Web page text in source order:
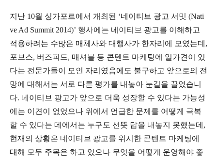
지난 10월 싱가포르에서 개최된 ‘네이티브 광고 서밋 (Nati
ve Ad Summit 2014)’ 행사에는 네이티브 광고를 이해하고
적용하려는 수많은 매체사와 대행사가 한자리에 모였는데,
포브스, 버즈피드, 매셔블 등 콘텐트 마케팅에 일가견이 있
다는 전문가들이 모인 자리였음에도 불구하고 앞으로의 전
망에 대해서는 서로 다른 평가를 내놓아 눈길을 끌었습니
다. 네이티브 광고가 앞으로 더욱 성장할 수 있다는 가능성
에는 이견이 없었으나 위에서 언급한 문제를 어떻게 극복
할 수 있다는 데에서는 누구도 선뜻 답을 내놓지 못했는데,
현재의 상황은 네이티브 광고를 위시한 콘텐트 마케팅에
대해 모두 주목은 하고 있으나 무엇을 어떻게 운영해야 좋